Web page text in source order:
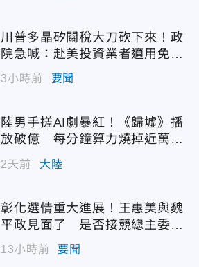
川普多晶矽關稅大刀砍下來！政
院急喊：赴美投資業者適用免稅
配額
3小時前 要聞
陸男手搓AI劇暴紅！《歸墟》播
放破億 每分鐘算力燒掉近萬台
2天前 大陸
彰化選情重大進展！王惠美與魏
平政見面了 是否接競總主委態
度曝光
13小時前 要聞